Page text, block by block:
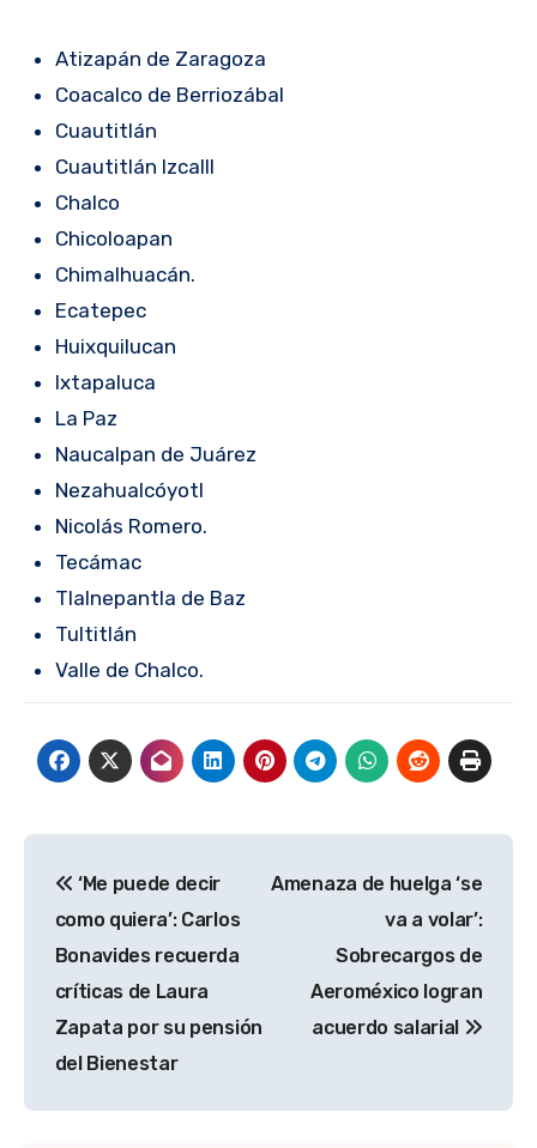
Atizapán de Zaragoza
Coacalco de Berriozábal
Cuautitlán
Cuautitlán IzcallI
Chalco
Chicoloapan
Chimalhuacán.
Ecatepec
Huixquilucan
Ixtapaluca
La Paz
Naucalpan de Juárez
Nezahualcóyotl
Nicolás Romero.
Tecámac
Tlalnepantla de Baz
Tultitlán
Valle de Chalco.
de
entradas
‘Me puede decir
como quiera’: Carlos
Bonavides recuerda
críticas de Laura
Zapata por su pensión
del Bienestar
Amenaza de huelga ‘se
va a volar’:
Sobrecargos de
Aeroméxico logran
acuerdo salarial